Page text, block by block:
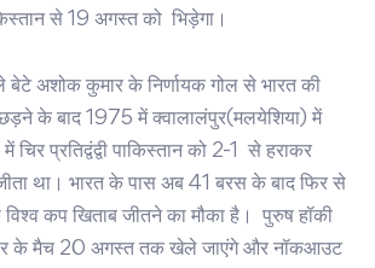
से 19 अगस्त को भिड़ेगा।
बेटे अशोक कुमार के निर्णायक गोल से भारत की
के बाद 1975 में क्वालालंपुर(मलयेशिया) में
प्रतिद्वंद्वी पाकिस्तान को 2-1 से हराकर
था। भारत के पास अब 41 बरस के बाद फिर से
विश्व कप खिताब जीतने का मौका है। पुरुष हॉकी
के मैच 20 अगस्त तक खेले जाएंगे और नॉकआउट